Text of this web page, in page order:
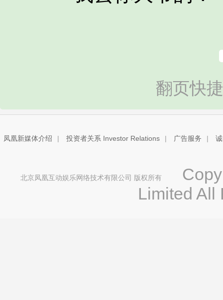
翻页快
凤凰新媒体介绍 | 投资者关系 Investor Relations | 广告服务 |
北京凤凰互动娱乐网络技术有限公司 版权所有
Limited All